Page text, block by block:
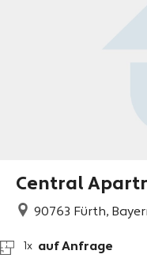
Central
90763 Fürth,
1x auf Anfrage